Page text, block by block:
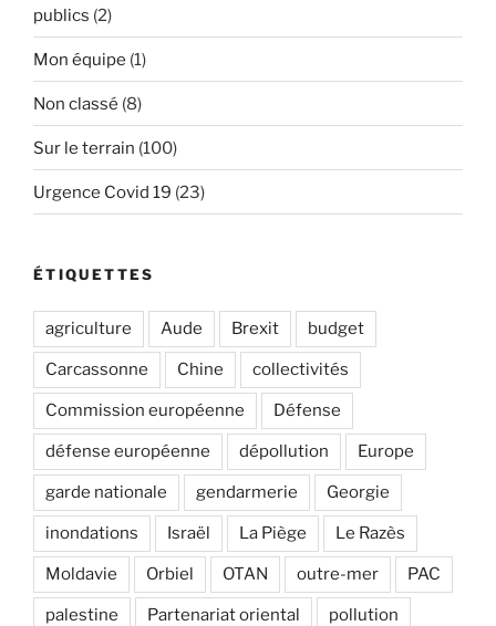
publics (2)
Mon équipe (1)
Non classé (8)
Sur le terrain (100)
Urgence Covid 19 (23)
ÉTIQUETTES
agriculture Aude Brexit budget
Carcassonne Chine collectivités
Commission européenne Défense
défense européenne dépollution Europe
garde nationale gendarmerie Georgie
inondations Israël La Piège Le Razès
Moldavie Orbiel OTAN outre-mer PAC
palestine Partenariat oriental pollution